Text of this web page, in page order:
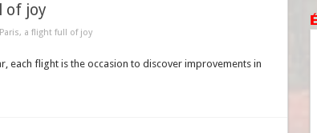
of joy
a flight full of joy
each flight is the occasion to discover improvements in